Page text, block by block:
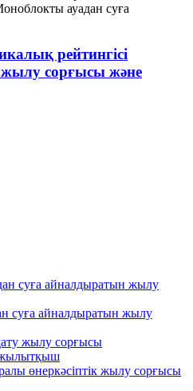
рейтингісі
сорғысы және
суға айналдыратын жылу
суға айналдыратын жылу
жылу сорғысы
өнеркәсіптік жылу сорғысы